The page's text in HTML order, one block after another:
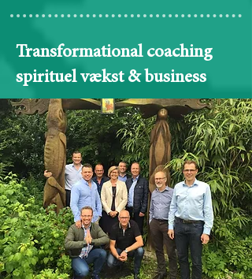
Transformational coaching
spirituel vækst & business